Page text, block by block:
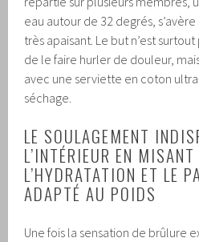
eau autour de 32 degrés,
très apaisant. Le but n’est
de le faire hurler de douleur,
avec une serviette en coton
séchage.
LE SOULAGEMENT
L’INTÉRIEUR EN
L’HYDRATATION ET LE
ADAPTÉ AU POIDS
Une fois la sensation de brûlure